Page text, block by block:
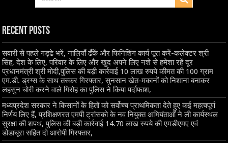
Recent Posts
सवारी से पहले गड्ढे भरें, नालियाँ ढँकें और फिनिशिंग कार्य पूरा करें-कलेक्टर श्री
सिंह, देश के लिए, परिवार के लिए और खुद अपने लिए नशे से हमेशा रहें दूर
प्रधानमंत्री श्री मोदी,पुलिस की बड़ी कार्रवाई 10 लाख रुपये कीमत की 100 ग्राम
एम.डी. ड्रग्स के साथ तस्कर गिरफ्तार, सुनसान खेत-मकानों को निशाना बनाकर
लहसुन चोरी करने वाले गिरोह का पुलिस ने किया पर्दाफाश,
मध्यप्रदेश सरकार ने किसानों के हितों को सर्वोच्च प्राथमिकता देते हुए कई महत्वपूर्ण
निर्णय लिए हैं, प्रशिक्षणरत एमपी ट्रांसको के नव नियुक्त अभियंताओं ने ली कार्यस्थल
सुरक्षा की शपथ, पुलिस की बड़ी कार्रवाई 14.70 लाख रुपये की एमडीएमए एवं
डोडाचूरा सहित दो आरोपी गिरफ्तार,